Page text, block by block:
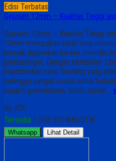
Edisi Terbatas
Gypsum 12mm – Kualitas Tinggi
Gypsum 12mm – Kualitas Tinggi
12mm merupakan salah satu
banyak digunakan karena memiliki
pemasangan. Dengan ketebalan
memberikan hasil finishing yang
sehingga sangat cocok untuk
seperti perkantoran, hotel, rumah…
Rp 456
Tersedia / GIM-GYPAKUSTIK
Whatsapp Lihat Detail